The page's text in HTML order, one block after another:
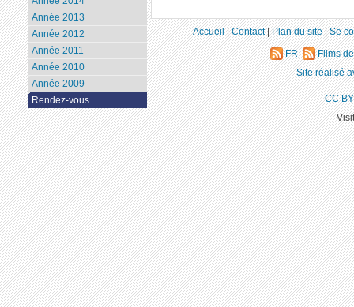
Année 2013
Année 2012
Année 2011
Année 2010
Année 2009
Rendez-vous
Accueil|Contact|Plan du site|Se
FR
Films
Site réalisé
CC